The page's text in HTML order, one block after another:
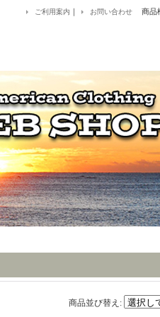
ップ
ご利用案内 ｜ お問い合わせ 商品
商品並び替え :